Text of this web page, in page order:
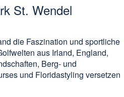
St. Wendel
die Faszination und sportliche
aus Irland, England,
Berg- und
und Floridastyling versetzen